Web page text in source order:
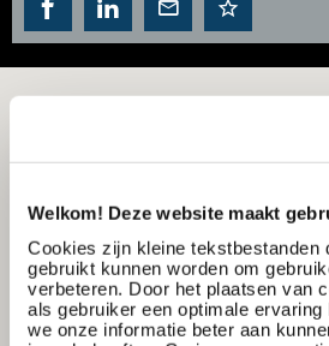
Welkom! Deze website maakt
Cookies zijn kleine tekstbestanden
gebruikt kunnen worden om
verbeteren. Door het plaatsen van
als gebruiker een optimale ervaring
we onze informatie beter aan